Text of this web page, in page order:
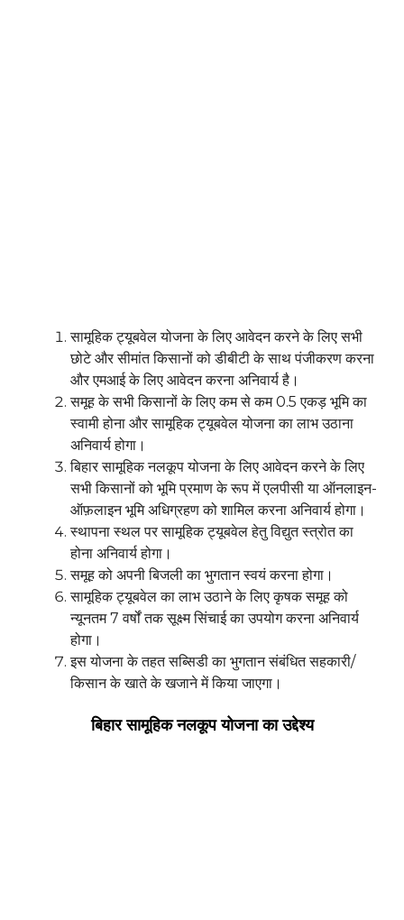
सामूहिक ट्यूबवेल योजना के लिए आवेदन करने के लिए सभी
छोटे और सीमांत किसानों को डीबीटी के साथ पंजीकरण करना
और एमआई के लिए आवेदन करना अनिवार्य है।
समूह के सभी किसानों के लिए कम से कम 0.5 एकड़ भूमि का
स्वामी होना और सामूहिक ट्यूबवेल योजना का लाभ उठाना
अनिवार्य होगा।
बिहार सामूहिक नलकूप योजना के लिए आवेदन करने के लिए
सभी किसानों को भूमि प्रमाण के रूप में एलपीसी या ऑनलाइन-
ऑफ़लाइन भूमि अधिग्रहण को शामिल करना अनिवार्य होगा।
स्थापना स्थल पर सामूहिक ट्यूबवेल हेतु विद्युत स्त्रोत का
होना अनिवार्य होगा।
समूह को अपनी बिजली का भुगतान स्वयं करना होगा।
सामूहिक ट्यूबवेल का लाभ उठाने के लिए कृषक समूह को
न्यूनतम 7 वर्षों तक सूक्ष्म सिंचाई का उपयोग करना अनिवार्य
होगा।
इस योजना के तहत सब्सिडी का भुगतान संबंधित सहकारी/
किसान के खाते के खजाने में किया जाएगा।
बिहार सामूहिक नलकूप योजना का उद्देश्य